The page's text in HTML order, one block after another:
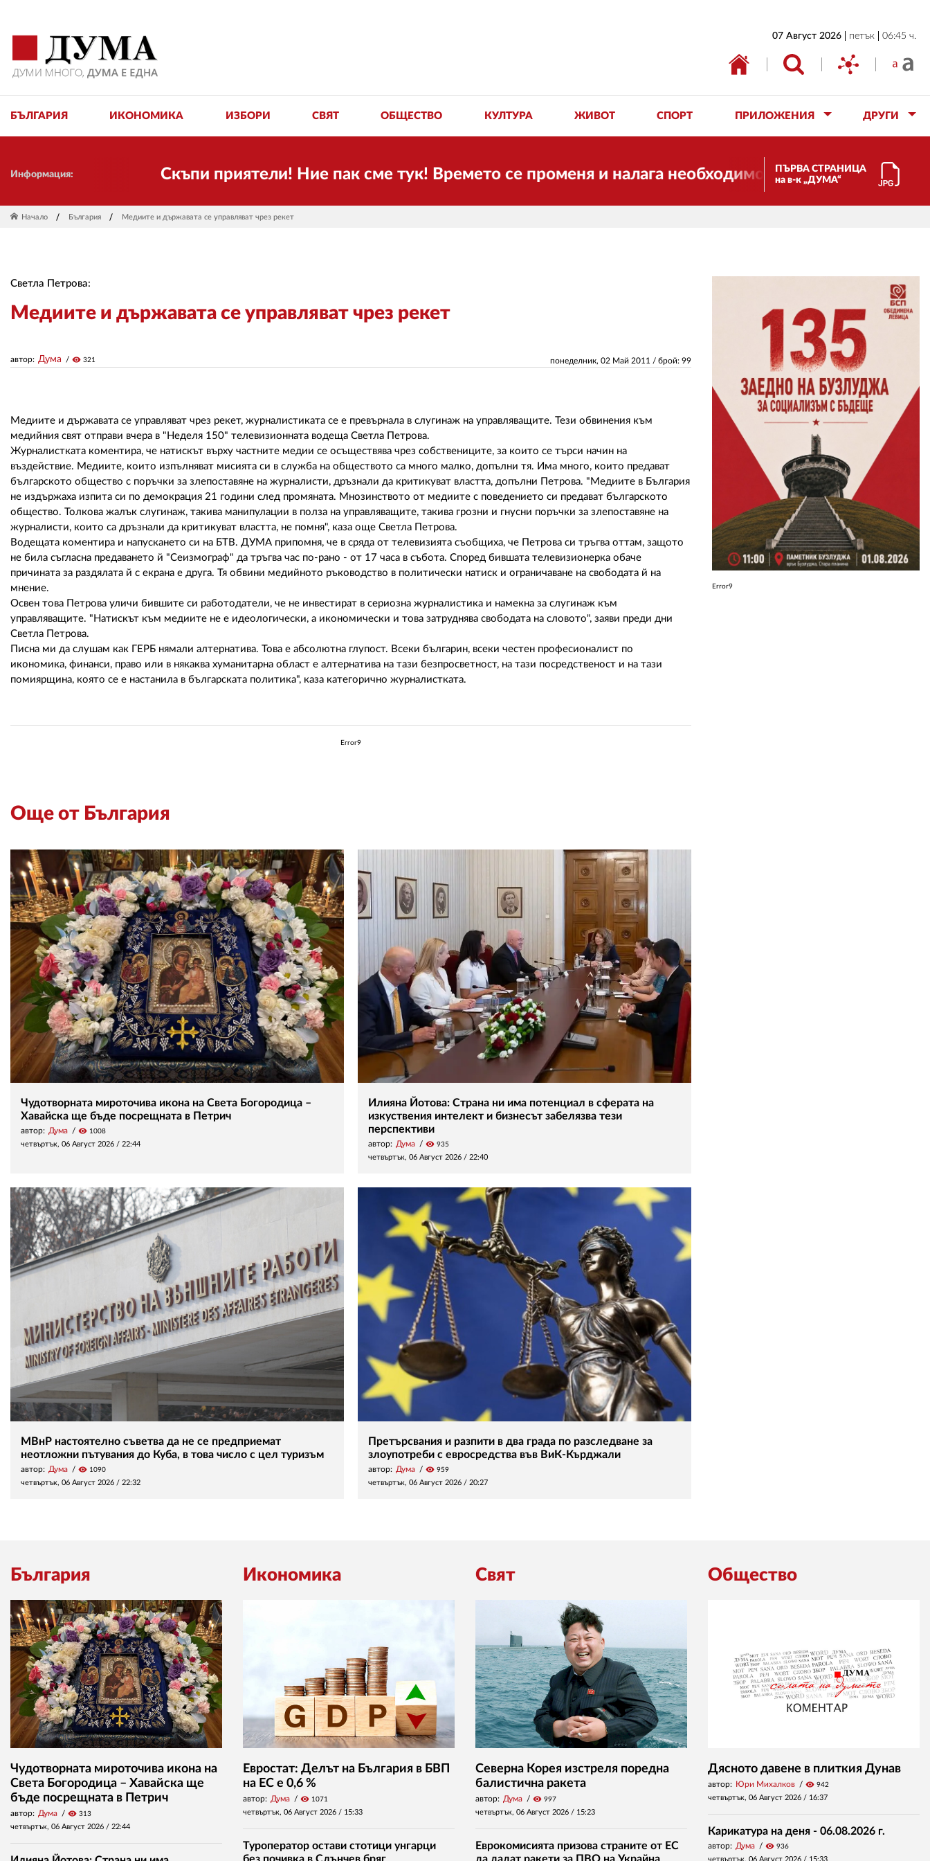
07 Август 2026 петък 06:45 ч.
БЪЛГАРИЯ ИКОНОМИКА ИЗБОРИ СВЯТ ОБЩЕСТВО КУЛТУРА ЖИВОТ СПОРТ ПРИЛОЖЕНИЯ ДРУГИ
Информация: Скъпи приятели! Ние пак сме тук! Времето се променя и налага необходимостта от трансформации.
ПЪРВА СТРАНИЦА
на в-к „ДУМА“
Начало България Медиите и държавата се управляват чрез рекет
Светла Петрова:
Медиите и държавата се управляват чрез рекет
понеделник, 02 Май 2011 / брой: 99
автор: Дума visibility 321
Медиите и държавата се управляват чрез рекет, журналистиката се е превърнала в слугинаж на управляващите. Тези обвинения към
медийния свят отправи вчера в "Неделя 150" телевизионната водеща Светла Петрова.
Журналистката коментира, че натискът върху частните медии се осъществява чрез собствениците, за които се търси начин на
въздействие. Медиите, които изпълняват мисията си в служба на обществото са много малко, допълни тя. Има много, които предават
българското общество с поръчки за злепоставяне на журналисти, дръзнали да критикуват властта, допълни Петрова. "Медиите в България
не издържаха изпита си по демокрация 21 години след промяната. Мнозинството от медиите с поведението си предават българското
общество. Толкова жалък слугинаж, такива манипулации в полза на управляващите, такива грозни и гнусни поръчки за злепоставяне на
журналисти, които са дръзнали да критикуват властта, не помня", каза още Светла Петрова.
Водещата коментира и напускането си на БТВ. ДУМА припомня, че в сряда от телевизията съобщиха, че Петрова си тръгва оттам, защото
не била съгласна предаването й "Сеизмограф" да тръгва час по-рано - от 17 часа в събота. Според бившата телевизионерка обаче
причината за раздялата й с екрана е друга. Тя обвини медийното ръководство в политически натиск и ограничаване на свободата й на
мнение.
Освен това Петрова уличи бившите си работодатели, че не инвестират в сериозна журналистика и намекна за слугинаж към
управляващите. "Натискът към медиите не е идеологически, а икономически и това затруднява свободата на словото", заяви преди дни
Светла Петрова.
Писна ми да слушам как ГЕРБ нямали алтернатива. Това е абсолютна глупост. Всеки българин, всеки честен професионалист по
икономика, финанси, право или в някаква хуманитарна област е алтернатива на тази безпросветност, на тази посредственост и на тази
помиярщина, която се е настанила в българската политика", каза категорично журналистката.
Error9
Още от България
Чудотворната мироточива икона на Света Богородица –
Хавайска ще бъде посрещната в Петрич
автор: Дума visibility 1008
четвъртък, 06 Август 2026 / 22:44
Илияна Йотова: Страна ни има потенциал в сферата на
изкуствения интелект и бизнесът забелязва тези
перспективи
автор: Дума visibility 935
четвъртък, 06 Август 2026 / 22:40
МВнР настоятелно съветва да не се предприемат
неотложни пътувания до Куба, в това число с цел туризъм
автор: Дума visibility 1090
четвъртък, 06 Август 2026 / 22:32
Претърсвания и разпити в два града по разследване за
злоупотреби с евросредства във ВиК-Кърджали
автор: Дума visibility 959
четвъртък, 06 Август 2026 / 20:27
Error9
България
Чудотворната мироточива икона на
Света Богородица – Хавайска ще
бъде посрещната в Петрич
автор: Дума visibility 313
четвъртък, 06 Август 2026 / 22:44
Икономика
Евростат: Делът на България в БВП
на ЕС е 0,6 %
автор: Дума visibility 1071
четвъртък, 06 Август 2026 / 15:33
Туроператор остави стотици унгарци
Свят
Северна Корея изстреля поредна
балистична ракета
автор: Дума visibility 997
четвъртък, 06 Август 2026 / 15:23
Еврокомисията призова страните от ЕС
Общество
Дясното давене в плиткия Дунав
автор: Юри Михалков visibility 942
четвъртък, 06 Август 2026 / 16:37
Карикатура на деня - 06.08.2026 г.
автор: Дума visibility 936
четвъртък, 06 Август 2026 / 15:33
ИКОНОМИКА
ОБЩЕСТВО
АВТОРИ
РЕДАКЦИЯ
РЕКЛАМА
АБОНАМЕНТ
УСЛОВИЯ ЗА ПОЛЗВАНЕ
ПОЛИТИКА ЗА БИСКВИТКИТЕ
ПОЛИТИКАТА ЗА